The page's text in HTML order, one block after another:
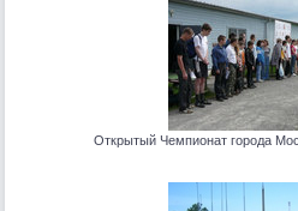
Открытый Чемпионат города